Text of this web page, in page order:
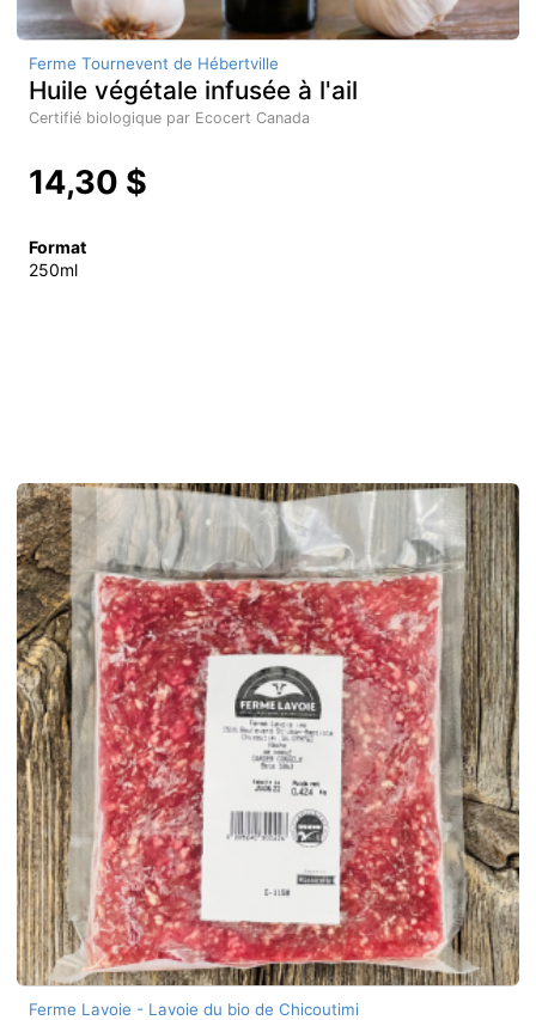
Ferme Tournevent de Hébertville
Huile végétale infusée à l'ail
Certifié biologique par Ecocert Canada
14,30 $
Format
250ml
Ferme Lavoie - Lavoie du bio de Chicoutimi